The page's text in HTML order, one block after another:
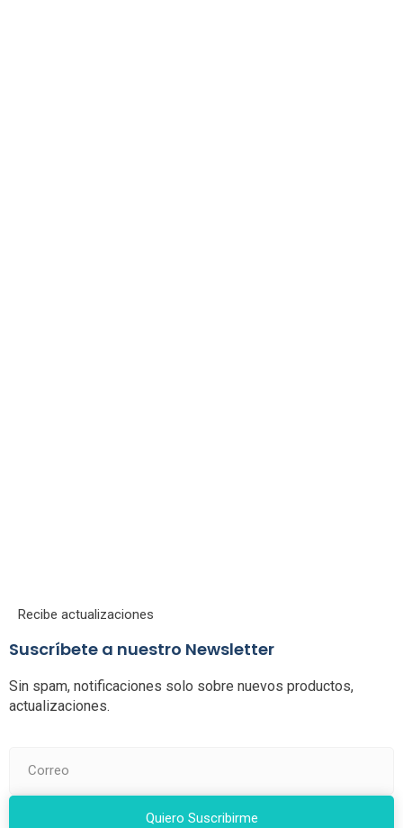
Recibe actualizaciones
Suscríbete a nuestro Newsletter
Sin spam, notificaciones solo sobre nuevos productos,
actualizaciones.
Quiero Suscribirme